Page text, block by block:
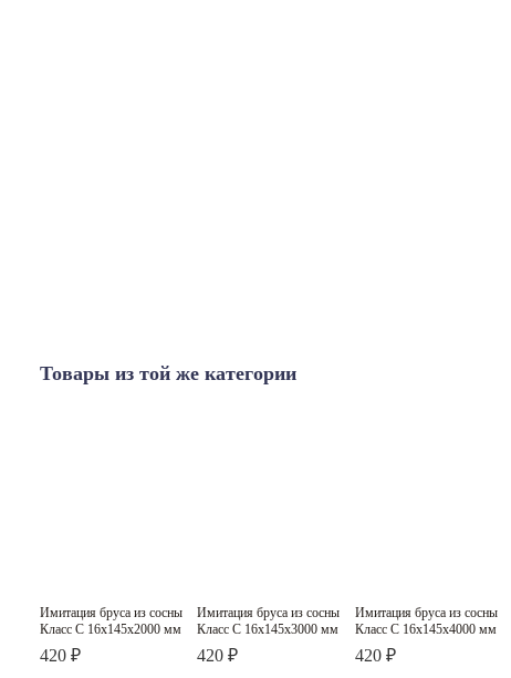
Товары из той же категории
Класс C
Имитация бруса из сосны
Класс C 16х145х2000 мм
420 ₽
Класс C
Имитация бруса из сосны
Класс C 16х145х3000 мм
420 ₽
Класс C
Имитация бруса из сосны
Класс C 16х145х4000 мм
420 ₽